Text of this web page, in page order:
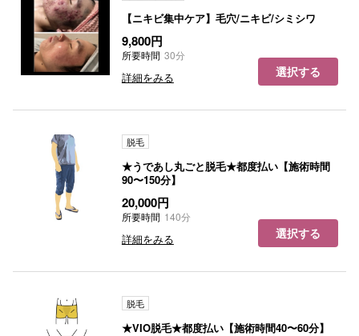
【ニキビ集中ケア】毛穴/ニキビ/シミシワ
9,800円
所要時間 30分
詳細をみる 選択する
脱毛
★うであし丸ごと脱毛★都度払い【施術時間
90〜150分】
20,000円
所要時間 140分
詳細をみる 選択する
脱毛
★VIO脱毛★都度払い【施術時間40〜60分】